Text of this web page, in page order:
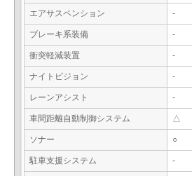
エアサスペンション -
ブレーキ系装備 -
衝突軽減装置 -
ナイトビジョン -
レーンアシスト -
車間距離自動制御システム △
ソナー ○
駐車支援システム -